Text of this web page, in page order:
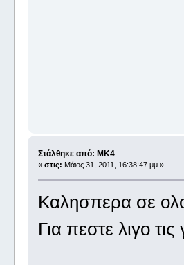
Στάλθηκε από: MK4
« στις: Μάιος 31, 2011, 16:38:47 μμ »
Καλησπερα σε
Για πεστε λιγο